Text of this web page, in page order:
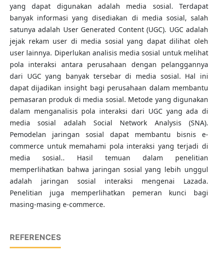
yang dapat digunakan adalah media sosial. Terdapat
banyak informasi yang disediakan di media sosial, salah
satunya adalah User Generated Content (UGC). UGC adalah
jejak rekam user di media sosial yang dapat dilihat oleh
user lainnya. Diperlukan analisis media sosial untuk melihat
pola interaksi antara perusahaan dengan pelanggannya
dari UGC yang banyak tersebar di media sosial. Hal ini
dapat dijadikan insight bagi perusahaan dalam membantu
pemasaran produk di media sosial. Metode yang digunakan
dalam menganalisis pola interaksi dari UGC yang ada di
media sosial adalah Social Network Analysis (SNA).
Pemodelan jaringan sosial dapat membantu bisnis e-
commerce untuk memahami pola interaksi yang terjadi di
media sosial.. Hasil temuan dalam penelitian
memperlihatkan bahwa jaringan sosial yang lebih unggul
adalah jaringan sosial interaksi mengenai Lazada.
Penelitian juga memperlihatkan pemeran kunci bagi
masing-masing e-commerce.
REFERENCES